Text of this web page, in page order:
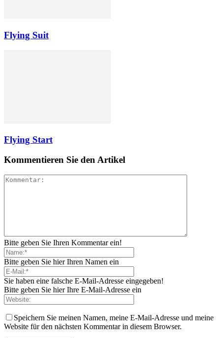
Flying Suit
Flying Start
Kommentieren Sie den Artikel
Bitte geben Sie Ihren Kommentar ein!
Bitte geben Sie hier Ihren Namen ein
Sie haben eine falsche E-Mail-Adresse eingegeben!
Bitte geben Sie hier Ihre E-Mail-Adresse ein
Speichern Sie meinen Namen, meine E-Mail-Adresse und meine
Website für den nächsten Kommentar in diesem Browser.